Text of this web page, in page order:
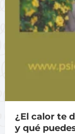
¿El calor te
y qué